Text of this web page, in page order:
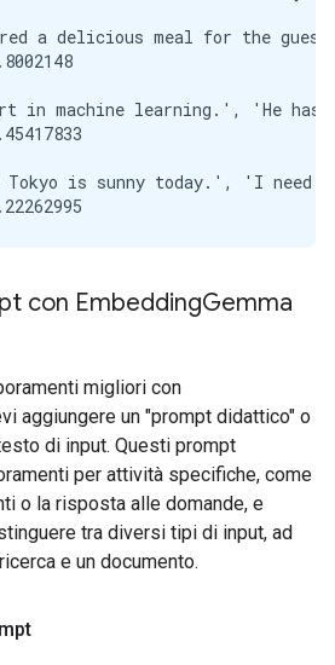
a delicious meal for the
in machine learning.', 'He
Tokyo is sunny today.', 'I need
con EmbeddingGemma
migliori con
aggiungere un "prompt didattico" o
di input. Questi prompt
per attività specifiche, come
o la risposta alle domande, e
tra diversi tipi di input, ad
e un documento.